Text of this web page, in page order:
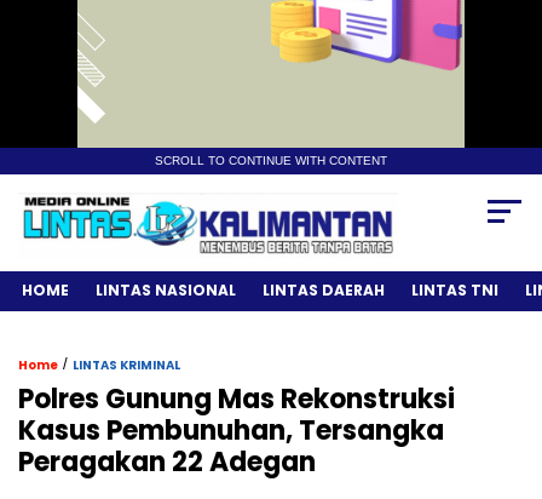
SCROLL TO CONTINUE WITH CONTENT
HOME LINTAS NASIONAL LINTAS DAERAH LINTAS TNI
Home / LINTAS KRIMINAL
Polres Gunung Mas Rekonstruksi
Kasus Pembunuhan, Tersangka
Peragakan 22 Adegan